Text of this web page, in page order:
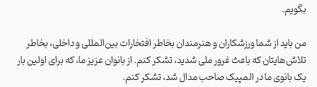
بگویم.
من باید از شما ورزشکاران و هنرمندان بخاطر افتخارات بین‌المللی و داخلی، بخاطر
تلاش‌هایتان که باعث غرور ملی شدید، تشکر کنم. از بانوان عزیز ما، که برای اولین بار
یک بانوی ما در المپیک صاحب مدال شد، تشکر کنم.